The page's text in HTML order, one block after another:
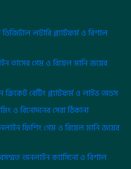
লটারি প্ল্যাটফর্ম ও বিশাল
তাসের গেম ও রিয়েল মানি জয়ের
ক্রিকেট বেটিং প্ল্যাটফর্ম ও লাইভ অডস
ও বিনোদনের সেরা ঠিকানা
ফিশিং গেম ও রিয়েল মানি জয়ের
অনলাইন ক্যাসিনো ও বিশাল